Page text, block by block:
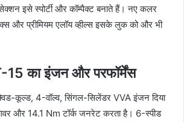
इसे स्पोर्टी और कॉम्पैक्ट बनाते हैं। नए कलर
और प्रीमियम एलॉय व्हील्स इसके लुक को और भी
का इंजन और परफॉर्मेंस
कूल्ड, 4-वॉल्व, सिंगल-सिलेंडर VVA इंजन दिया
और 14.1 Nm टॉर्क जनरेट करता है। 6-स्पीड